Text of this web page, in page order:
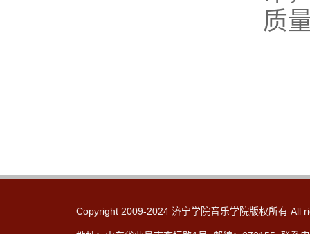
质
Copyright 2009-2024 济宁学院音乐学院版权所有 All